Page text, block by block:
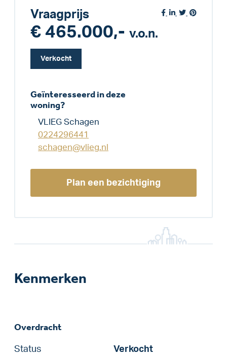
Vraagprijs
€ 465.000,- v.o.n.
Verkocht
Geïnteresseerd in deze
woning?
VLIEG Schagen
0224296441
schagen@vlieg.nl
Plan een bezichtiging
Kenmerken
Overdracht
Status
Verkocht